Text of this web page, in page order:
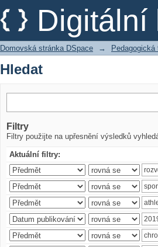
Digitální
Hledat
Domovská stránka DSpace → Pedagogická
Hledat
Filtry
Filtry použijte na upřesnění výsledků
Aktuální filtry: